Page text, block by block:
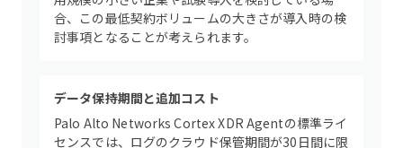
合、この最低契約ボリュームの大きさが導入時の検
討事項となることが考えられます。
データ保持期間と追加コスト
Palo Alto Networks Cortex XDR Agentの標準ライ
センスでは、ログのクラウド保管期間が30日間に限